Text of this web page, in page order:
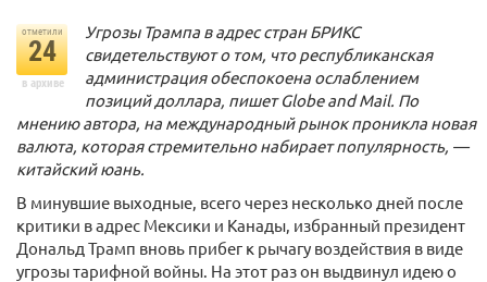
отметили
24
в архиве
Угрозы Трампа в адрес стран БРИКС
свидетельствуют о том, что республиканская
администрация обеспокоена ослаблением
позиций доллара, пишет Globe and Mail. По
мнению автора, на международный рынок проникла новая
валюта, которая стремительно набирает популярность, —
китайский юань.
В минувшие выходные, всего через несколько дней после
критики в адрес Мексики и Канады, избранный президент
Дональд Трамп вновь прибег к рычагу воздействия в виде
угрозы тарифной войны. На этот раз он выдвинул идею о